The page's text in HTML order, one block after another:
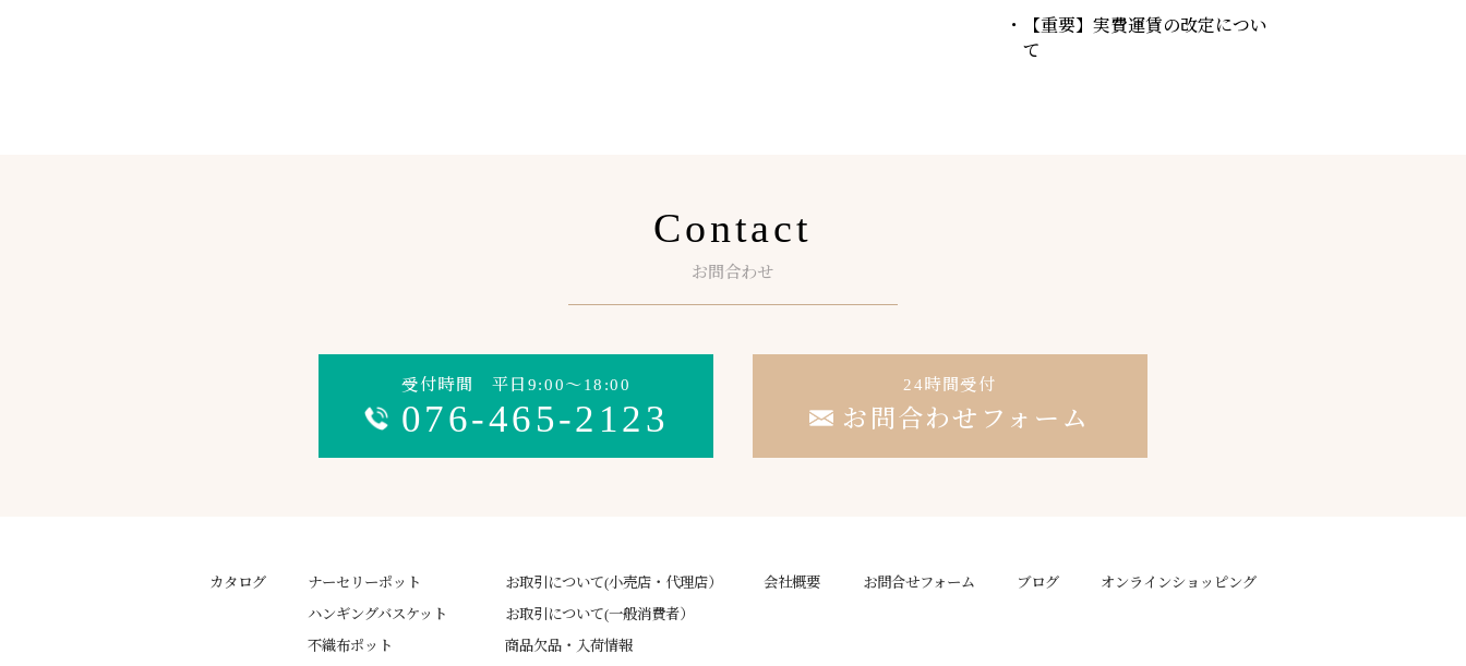
【重要】実費運賃の改定につい
て
Contact
お問合わせ
受付時間 平日9:00～18:00
076-465-2123
24時間受付
お問合わせ フォーム
カタログ
ナーセリーポット
ハンギングバスケット
不織布ポット
お取引について(小売店・代理店）
お取引について(一般消費者）
商品欠品・入荷情報
会社概要 お問合せフォーム ブログ オンラインショッピング